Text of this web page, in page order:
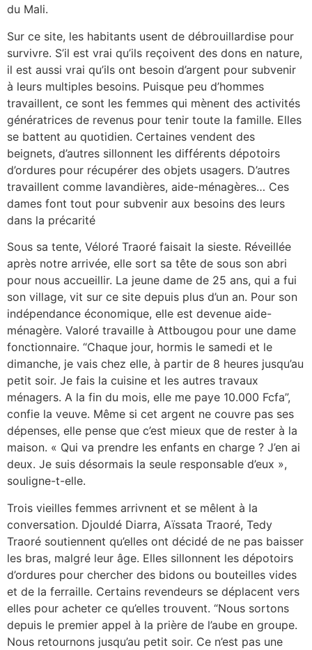
du Mali.
Sur ce site, les habitants usent de débrouillardise pour
survivre. S’il est vrai qu’ils reçoivent des dons en nature,
il est aussi vrai qu’ils ont besoin d’argent pour subvenir
à leurs multiples besoins. Puisque peu d’hommes
travaillent, ce sont les femmes qui mènent des activités
génératrices de revenus pour tenir toute la famille. Elles
se battent au quotidien. Certaines vendent des
beignets, d’autres sillonnent les différents dépotoirs
d’ordures pour récupérer des objets usagers. D’autres
travaillent comme lavandières, aide-ménagères… Ces
dames font tout pour subvenir aux besoins des leurs
dans la précarité
Sous sa tente, Véloré Traoré faisait la sieste. Réveillée
après notre arrivée, elle sort sa tête de sous son abri
pour nous accueillir. La jeune dame de 25 ans, qui a fui
son village, vit sur ce site depuis plus d’un an. Pour son
indépendance économique, elle est devenue aide-
ménagère. Valoré travaille à Attbougou pour une dame
fonctionnaire. “Chaque jour, hormis le samedi et le
dimanche, je vais chez elle, à partir de 8 heures jusqu’au
petit soir. Je fais la cuisine et les autres travaux
ménagers. A la fin du mois, elle me paye 10.000 Fcfa”,
confie la veuve. Même si cet argent ne couvre pas ses
dépenses, elle pense que c’est mieux que de rester à la
maison. « Qui va prendre les enfants en charge ? J’en ai
deux. Je suis désormais la seule responsable d’eux »,
souligne-t-elle.
Trois vieilles femmes arrivnent et se mêlent à la
conversation. Djouldé Diarra, Aïssata Traoré, Tedy
Traoré soutiennent qu’elles ont décidé de ne pas baisser
les bras, malgré leur âge. Elles sillonnent les dépotoirs
d’ordures pour chercher des bidons ou bouteilles vides
et de la ferraille. Certains revendeurs se déplacent vers
elles pour acheter ce qu’elles trouvent. “Nous sortons
depuis le premier appel à la prière de l’aube en groupe.
Nous retournons jusqu’au petit soir. Ce n’est pas une